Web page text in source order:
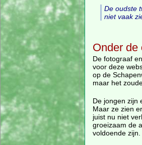
De oudste
niet vaak
Onder de
De fotograaf
voor deze
op de
maar het
De jongen zijn
Maar ze zien
juist nu niet
groeizaam de
voldoende zijn.